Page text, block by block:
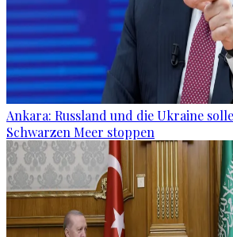
Ankara: Russland und die Ukraine
Schwarzen Meer stoppen